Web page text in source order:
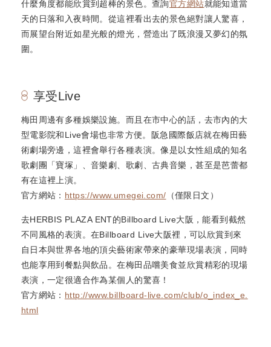
什麼角度都能欣賞到超棒的景色。查詢官方網站就能知道當
天的日落和入夜時間。從這裡看出去的景色絕對讓人驚喜，
而展望台附近如星光般的燈光，營造出了既浪漫又夢幻的氛
圍。
享受Live
梅田周邊有多種娛樂設施。而且在市中心的話，去市內的大
型電影院和Live會場也非常方便。阪急國際飯店就在梅田藝
術劇場旁邊，這裡會舉行各種表演。像是以女性組成的知名
歌劇團「寶塚」、音樂劇、歌劇、古典音樂，甚至是芭蕾都
有在這裡上演。
官方網站： https://www.umegei.com/ （僅限日文）
去HERBIS PLAZA ENT的Billboard Live大阪，能看到截然
不同風格的表演。在Billboard Live大阪裡，可以欣賞到來
自日本與世界各地的頂尖藝術家帶來的豪華現場表演，同時
也能享用到餐點與飲品。在梅田品嚐美食並欣賞精彩的現場
表演，一定很適合作為某個人的驚喜！
官方網站： http://www.billboard-live.com/club/o_index_e.
html